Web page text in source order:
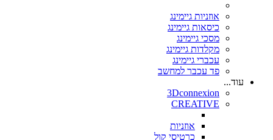
אוזניות גיימינג
כיסאות גיימינג
מסכי גיימינג
מקלדות גיימינג
עכברי גיימינג
פד עכבר למחשב
עוד...
3Dconnexion
CREATIVE
אוזניות
כרטיסי קול